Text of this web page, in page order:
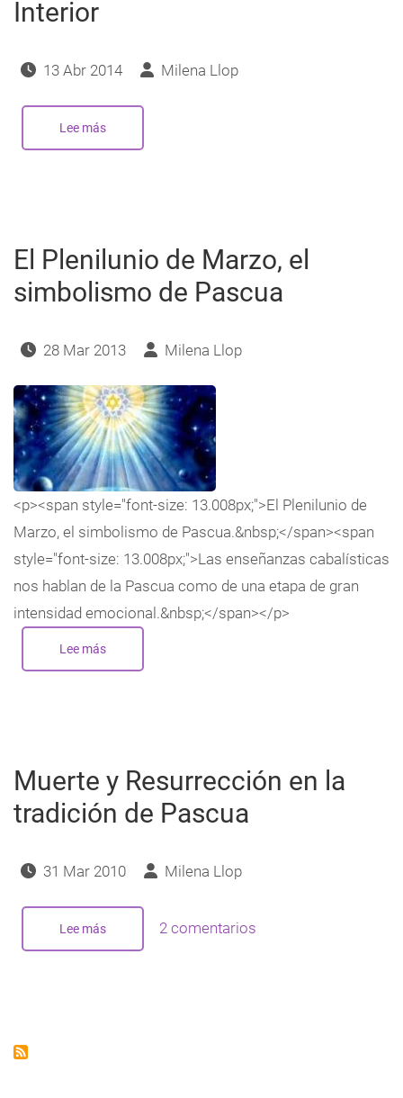
Interior
13 Abr 2014 Milena Llop
Lee mássobre
6ª
Cabalísticas:
Cómo
al
Maestro
El Plenilunio de Marzo, el
simbolismo de Pascua
28 Mar 2013 Milena Llop
<p><span style="font-size: 13.008px;">El Plenilunio de
Marzo, el simbolismo de Pascua.&nbsp;</span><span
style="font-size: 13.008px;">Las enseñanzas cabalísticas
nos hablan de la Pascua como de una etapa de gran
intensidad emocional.&nbsp;</span></p>
Lee mássobre
Plenilunio
Muerte y Resurrección en la
tradición de Pascua
31 Mar 2010 Milena Llop
Lee mássobre
y
2 comentarios